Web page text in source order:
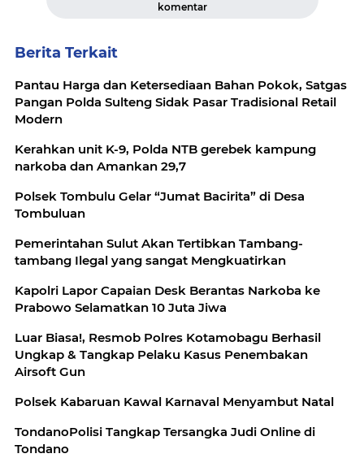
komentar
Berita Terkait
Pantau Harga dan Ketersediaan Bahan Pokok, Satgas
Pangan Polda Sulteng Sidak Pasar Tradisional Retail
Modern
Kerahkan unit K-9, Polda NTB gerebek kampung
narkoba dan Amankan 29,7
Polsek Tombulu Gelar “Jumat Bacirita” di Desa
Tombuluan
Pemerintahan Sulut Akan Tertibkan Tambang-
tambang Ilegal yang sangat Mengkuatirkan
Kapolri Lapor Capaian Desk Berantas Narkoba ke
Prabowo Selamatkan 10 Juta Jiwa
Luar Biasa!, Resmob Polres Kotamobagu Berhasil
Ungkap & Tangkap Pelaku Kasus Penembakan
Airsoft Gun
Polsek Kabaruan Kawal Karnaval Menyambut Natal
TondanoPolisi Tangkap Tersangka Judi Online di
Tondano